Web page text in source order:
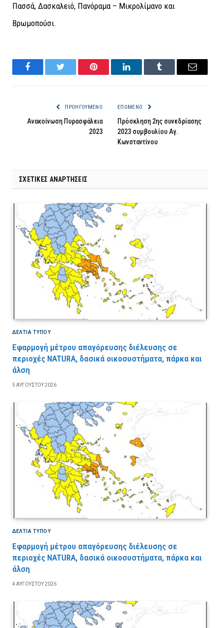
Πασσά, Δασκαλειό, Πανόραμα – Μικρολίμανο και
Βρωμοπούσι.
FacebookTwitter Pinterest LinkedInTumblr Email
ΠΡΟΗΓΟΎΜΕΝΟ
Ανακοίνωση Πυρασφάλεια
2023
ΕΠΌΜΕΝΟ
Πρόσκληση 2ης συνεδρίασης
2023 συμβουλίου Αγ.
Κωνσταντίνου
ΣΧΕΤΙΚΈΣ ΑΝΑΡΤΉΣΕΙΣ
ΔΕΛΤΙΑ ΤΥΠΟΥ
Εφαρμογή μέτρου απαγόρευσης διέλευσης σε
περιοχές NATURA, δασικά οικοσυστήματα, πάρκα και
άλση
5 ΑΥΓΟΎΣΤΟΥ 2026
ΔΕΛΤΙΑ ΤΥΠΟΥ
Εφαρμογή μέτρου απαγόρευσης διέλευσης σε
περιοχές NATURA, δασικά οικοσυστήματα, πάρκα και
άλση
4 ΑΥΓΟΎΣΤΟΥ 2026